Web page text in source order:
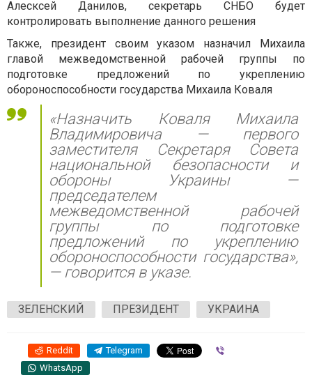
Алесксей Данилов, секретарь СНБО будет
контролировать выполнение данного решения
Также, президент своим указом назначил Михаила
главой межведомственной рабочей группы по
подготовке предложений по укреплению
обороноспособности государства Михаила Коваля
«Назначить Коваля Михаила
Владимировича — первого
заместителя Секретаря Совета
национальной безопасности и
обороны Украины —
председателем
межведомственной рабочей
группы по подготовке
предложений по укреплению
обороноспособности государства»,
— говорится в указе.
ЗЕЛЕНСКИЙ ПРЕЗИДЕНТ УКРАИНА
Reddit Telegram
WhatsApp